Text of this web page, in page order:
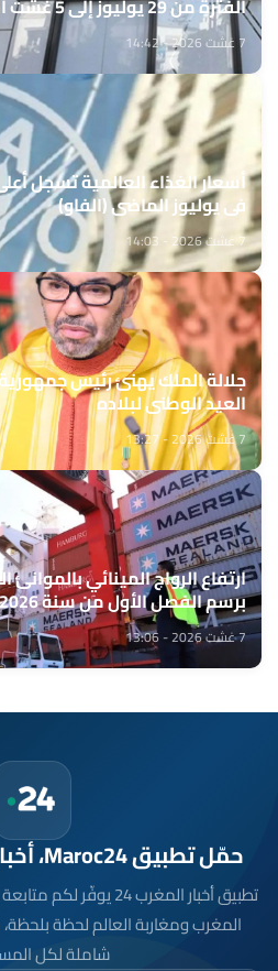
7 غشت 2026 - 14:42
في يوليوز الماضي (الفاو)
7 غشت 2026 - 14:03
جلالة الملك يهنئ رئيس
العيد الوطني لبلاده
7 غشت 2026 - 13:27
برسم الفصل الأول من سنة 2026
7 غشت 2026 - 13:06
حمّل تطبيق Maroc24، أخبار المغرب تصلك أولاً
تطبيق أخبار المغرب 24
المغرب ومغاربة العالم لحظة
شاملة لكل